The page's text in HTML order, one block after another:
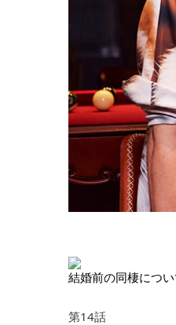
結婚前の同棲につ
第14話